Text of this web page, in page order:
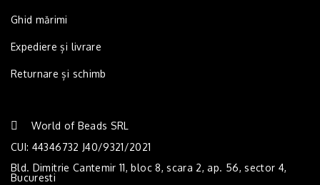
Ghid mărimi
Expediere și livrare
Returnare și schimb
World of Beads SRL
CUI: 44346732 J40/9321/2021
Bld. Dimitrie Cantemir 11, bloc 8, scara 2, ap. 56, sector 4,
Bucuresti